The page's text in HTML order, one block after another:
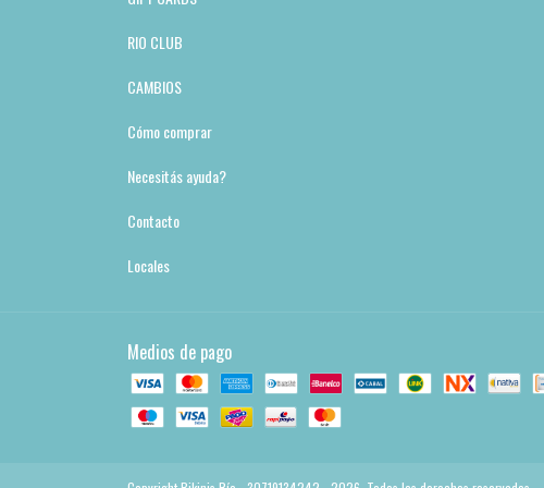
RIO CLUB
CAMBIOS
Cómo comprar
Necesitás ayuda?
Contacto
Locales
Medios de pago